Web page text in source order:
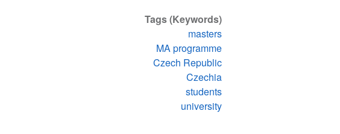
Tags (Keywords)
masters
MA programme
Czech Republic
Czechia
students
university